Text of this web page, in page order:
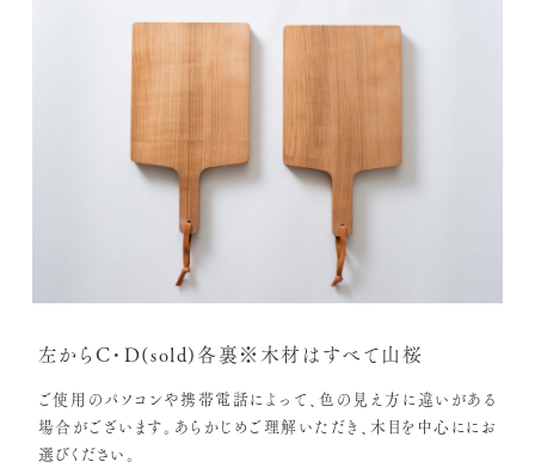
左からC・D(sold)各裏※木材はすべて山桜
ご使用のパソコンや携帯電話によって、色の見え方に違いがある
場合がございます。あらかじめご理解いただき、木目を中心ににお
選びください。